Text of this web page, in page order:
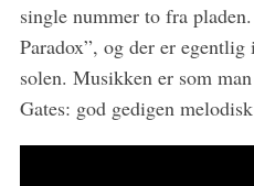
single nummer to fra
Paradox”, og der er
solen. Musikken er som
Gates: god gedigen
o
r
: